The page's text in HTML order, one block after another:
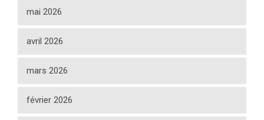
mai 2026
avril 2026
mars 2026
février 2026